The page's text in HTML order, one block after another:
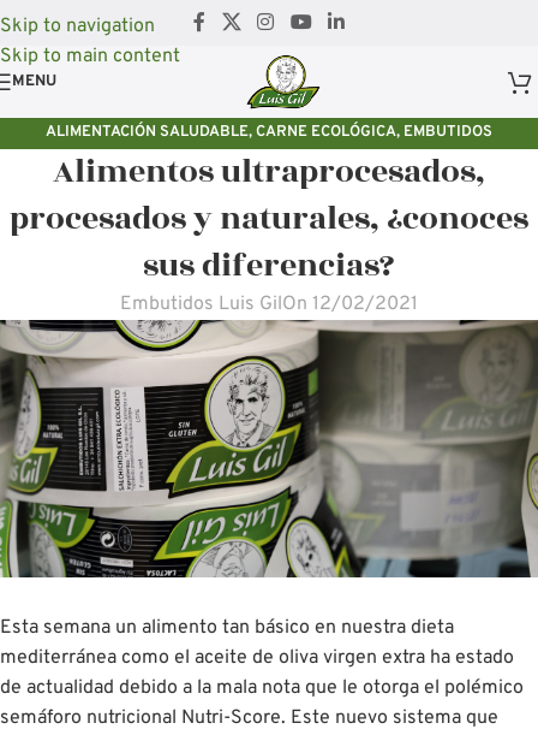
Skip to navigation
Skip to main content
MENU
ALIMENTACIÓN SALUDABLE,CARNE ECOLÓGICA, EMBUTIDOS
ECOLÓGICOS
Alimentos ultraprocesados,
procesados y naturales, ¿conoces
sus diferencias?
Embutidos Luis GilOn 12/02/2021
Esta semana un alimento tan básico en nuestra dieta
mediterránea como el aceite de oliva virgen extra ha estado
de actualidad debido a la mala nota que le otorga el polémico
semáforo nutricional Nutri-Score. Este nuevo sistema que